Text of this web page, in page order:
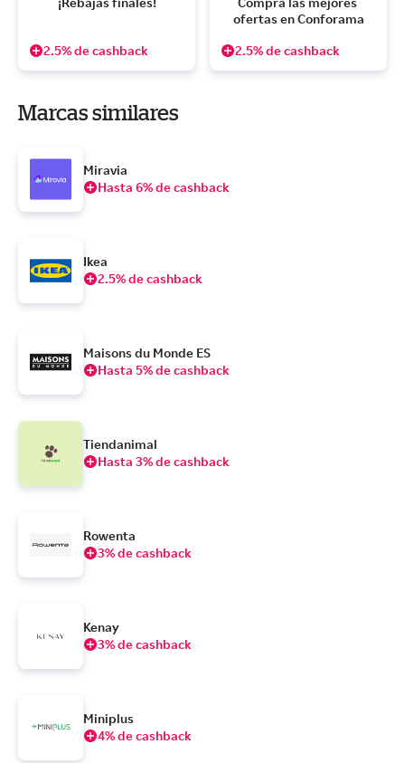
2.5% de cashback
ofertas en Conforama
2.5% de cashback
Marcas similares
Miravia
Hasta 6% de cashback
Ikea
2.5% de cashback
Maisons du Monde ES
Hasta 5% de cashback
Tiendanimal
Hasta 3% de cashback
Rowenta
3% de cashback
Kenay
3% de cashback
Miniplus
4% de cashback